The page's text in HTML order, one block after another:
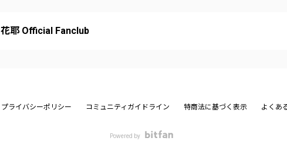
花耶 Official Fanclub
プライバシーポリシー コミュニティガイドライン 特商法に基づく表示 よくあ
Powered by